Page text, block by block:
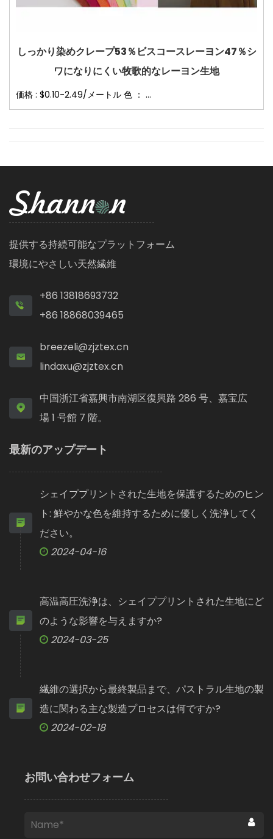
しっかり染めクレープ53％ビスコースレーヨン47％シ
ワになりにくい牧歌的なレーヨン生地
価格 : $0.10-2.49/メートル 色 ： ...
提供する持続可能なプラットフォーム
環境にやさしい天然繊維
+86 13818693732
+86 18868039465
breezeli@zjztex.cn
lindaxu@zjztex.cn
中国浙江省嘉興市南湖区復興路 286 号、嘉宝広
場 1 号館 7 階。
最新のアップデート
シェイププリントされた生地を保護するためのヒン
ト: 鮮やかな色を維持するために優しく洗浄してく
ださい。
2024-04-16
高温高圧洗浄は、シェイププリントされた生地にど
のような影響を与えますか?
2024-03-25
繊維の選択から最終製品まで、パストラル生地の製
造に関わる主な製造プロセスは何ですか?
2024-02-18
お問い合わせフォーム